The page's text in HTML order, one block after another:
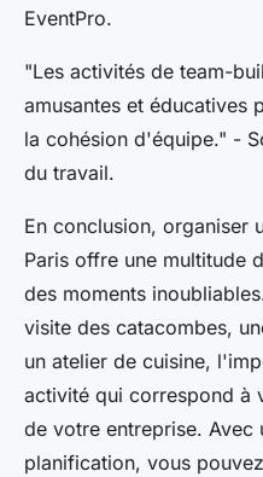
EventPro.
"Les activités de team-
amusantes et éducatives
la cohésion d'équipe." -
du travail.
En conclusion, organiser
Paris offre une multitude
des moments
visite des catacombes,
un atelier de cuisine,
activité qui correspond à
de votre entreprise. Avec
planification, vous